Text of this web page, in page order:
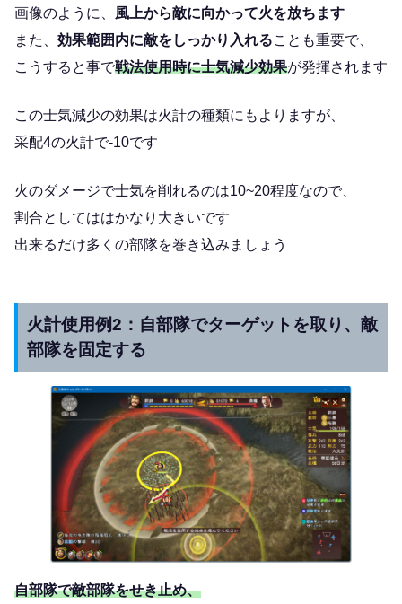
画像のように、 風上から敵に向かって火を放ちます
また、 効果範囲内に敵をしっかり入れることも重要で、
こうすると事で戦法使用時に士気減少効果が発揮されます
この士気減少の効果は火計の種類にもよりますが、
采配4の火計で-10です
火のダメージで士気を削れるのは10~20程度なので、
割合としてははかなり大きいです
出来るだけ多くの部隊を巻き込みましょう
火計使用例2：自部隊でターゲットを取り、敵
部隊を固定する
自部隊で敵部隊をせき止め、